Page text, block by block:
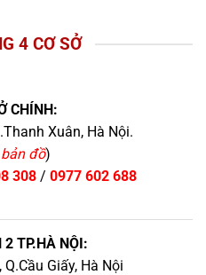
4 CƠ SỞ
CHÍNH:
Xuân, Hà Nội.
đồ)
308/ 0977 602 688
2 TP.HÀ NỘI:
Giấy, Hà Nội